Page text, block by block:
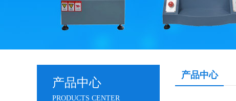
产品中心
PRODUCTS CENTER
产品中心